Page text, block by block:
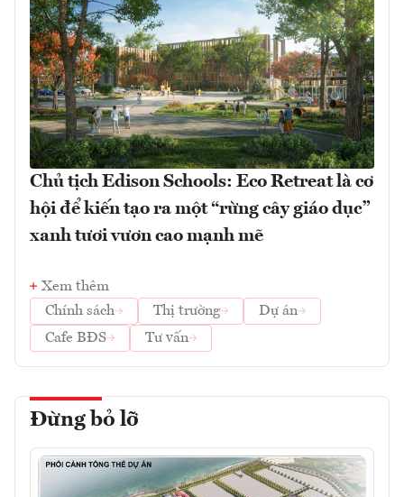
Chủ tịch Edison Schools: Eco Retreat là cơ
hội để kiến tạo ra một “rừng cây giáo dục”
xanh tươi vươn cao mạnh mẽ
Xem thêm
Chính sách
Thị trường
Dự án
Cafe BĐS
Tư vấn
Đừng bỏ lỡ